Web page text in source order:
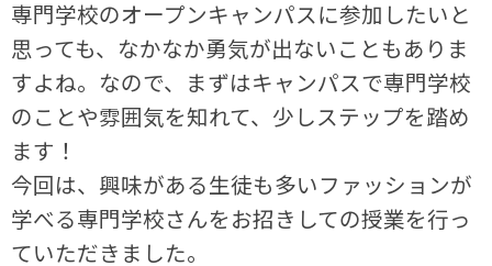
専門学校のオープンキャンパスに参加したいと
思っても、なかなか勇気が出ないこともありま
すよね。なので、まずはキャンパスで専門学校
のことや雰囲気を知れて、少しステップを踏め
ます！
今回は、興味がある生徒も多いファッションが
学べる専門学校さんをお招きしての授業を行っ
ていただきました。